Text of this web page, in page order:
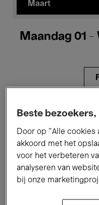
Maart
Maandag 01
Alle evenementen
Tentoonstellingen
Performances
Jazz
Beste bezoekers,
Door op “Alle cookies
akkoord met het
voor het verbeteren
analyseren van
bij onze